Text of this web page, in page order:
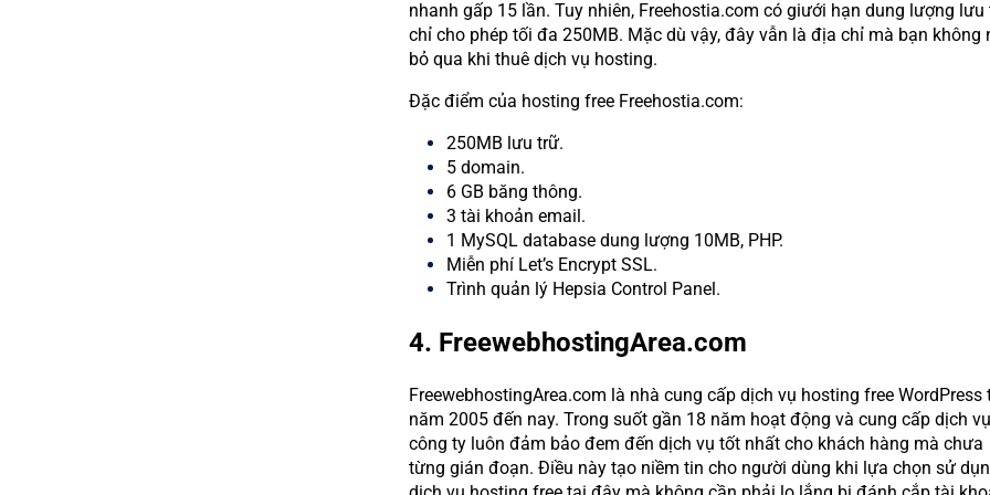
nhanh gấp 15 lần. Tuy nhiên, Freehostia.com có giưới hạn dung lượng lưu
chỉ cho phép tối đa 250MB. Mặc dù vậy, đây vẫn là địa chỉ mà bạn không
bỏ qua khi thuê dịch vụ hosting.
Đặc điểm của hosting free Freehostia.com:
250MB lưu trữ.
5 domain.
6 GB băng thông.
3 tài khoản email.
1 MySQL database dung lượng 10MB, PHP.
Miễn phí Let’s Encrypt SSL.
Trình quản lý Hepsia Control Panel.
4. FreewebhostingArea.com
FreewebhostingArea.com là nhà cung cấp dịch vụ hosting free WordPress
năm 2005 đến nay. Trong suốt gần 18 năm hoạt động và cung cấp dịch
công ty luôn đảm bảo đem đến dịch vụ tốt nhất cho khách hàng mà chưa
từng gián đoạn. Điều này tạo niềm tin cho người dùng khi lựa chọn sử